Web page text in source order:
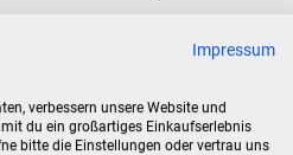
Impressum
verbessern unsere Website und
du ein großartiges Einkaufserlebnis
bitte die Einstellungen oder vertrau uns